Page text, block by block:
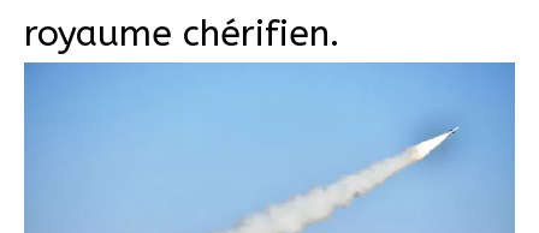
royaume chérifien.